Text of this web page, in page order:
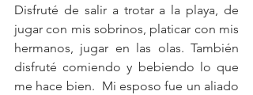
Disfruté de salir a trotar a la playa, de
jugar con mis sobrinos, platicar con mis
hermanos, jugar en las olas. También
disfruté comiendo y bebiendo lo que
me hace bien.  Mi esposo fue un aliado